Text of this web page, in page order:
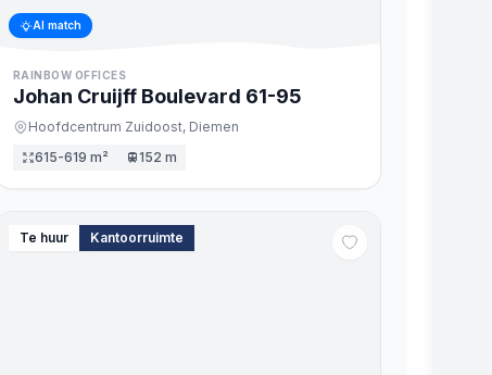
AI match
RAINBOW OFFICES
Johan Cruijff Boulevard 61-95
Hoofdcentrum Zuidoost, Diemen
615-619 m²
152 m
Te huur Kantoorruimte